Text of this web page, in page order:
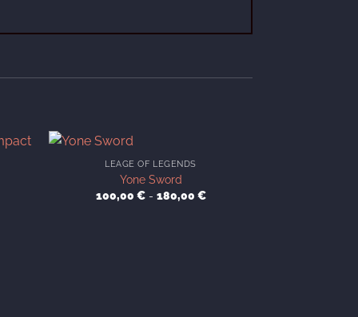
LEAGE OF LEGENDS
Yone Sword
100,00 € - 180,00 €Rango